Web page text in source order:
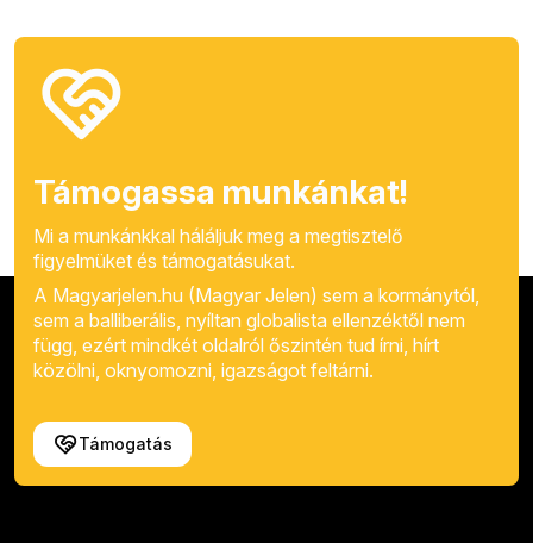
Támogassa munkánkat!
Mi a munkánkkal háláljuk meg a megtisztelő
figyelmüket és támogatásukat.
A Magyarjelen.hu (Magyar Jelen) sem a kormánytól,
sem a balliberális, nyíltan globalista ellenzéktől nem
függ, ezért mindkét oldalról őszintén tud írni, hírt
közölni, oknyomozni, igazságot feltárni.
Támogatás